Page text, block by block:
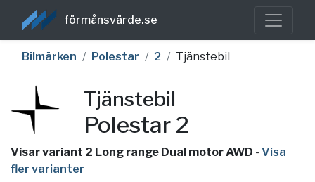
förmånsvärde.se
Bilmärken Polestar 2 Tjänstebil
Tjänstebil
Polestar 2
Visar variant 2 Long range Dual motor AWD - Visa
fler varianter